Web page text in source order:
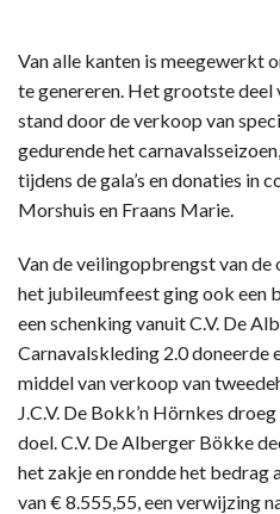
Van alle kanten is meegewerkt
te genereren. Het grootste
stand door de verkoop van
gedurende het
tijdens de gala’s en donaties in
Morshuis en Fraans Marie.
Van de veilingopbrengst van
het jubileumfeest ging ook een
een schenking vanuit C.V. De
Carnavalskleding 2.0 doneerde
middel van verkoop van
J.C.V. De Bokk’n Hörnkes
doel. C.V. De Alberger Bökke
het zakje en rondde het bedrag
van € 8.555,55, een verwijzing